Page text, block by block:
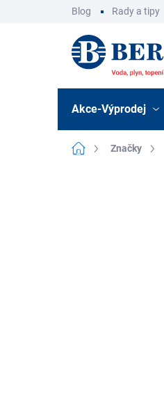
Blog Rady a tipy
Akce-Výprodej
Domů Značky